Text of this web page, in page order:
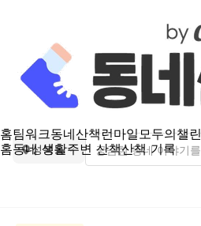
홈팀워크동네산책런마일모두의챌
홈동네 생활주변 산책산책 기록
성복동